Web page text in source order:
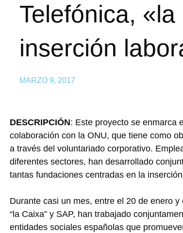
Telefónica,
inserción
MARZO 9, 2017
DESCRIPCIÓN: Este proyecto se enmarca
colaboración con la ONU, que tiene como
a través del voluntariado corporativo.
diferentes sectores, han desarrollado
tantas fundaciones centradas en la
Durante casi un mes, entre el 20 de enero
“la Caixa” y SAP, han trabajado
entidades sociales españolas que